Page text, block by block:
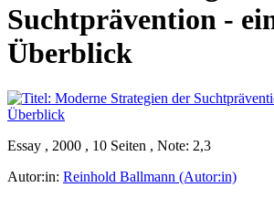
Suchtprävention -
Überblick
Essay , 2000 , 10 Seiten , Note: 2,3
Autor:in: Reinhold Ballmann (Autor:in)